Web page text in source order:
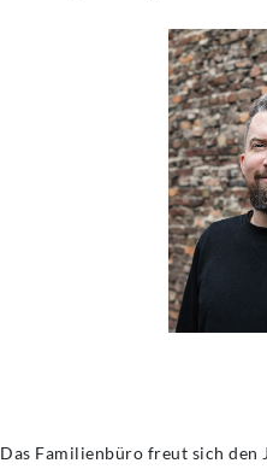
Das Familienbüro freut sich den